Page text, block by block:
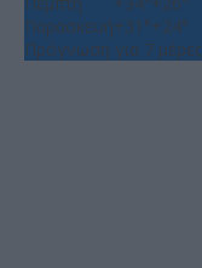
Παρασκευή+31°+24°
Πρόγνωση για 7 μέρες